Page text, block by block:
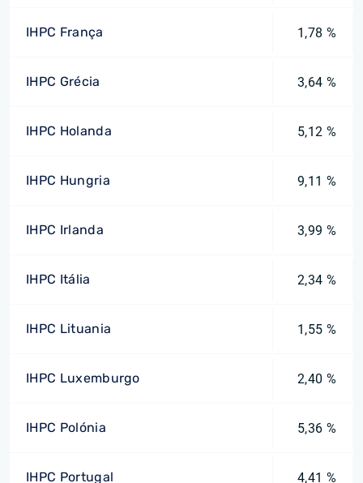
IHPC França 1,78 %
IHPC Grécia 3,64 %
IHPC Holanda 5,12 %
IHPC Hungria 9,11 %
IHPC Irlanda 3,99 %
IHPC Itália 2,34 %
IHPC Lituania 1,55 %
IHPC Luxemburgo 2,40 %
IHPC Polónia 5,36 %
IHPC Portugal 4,41 %